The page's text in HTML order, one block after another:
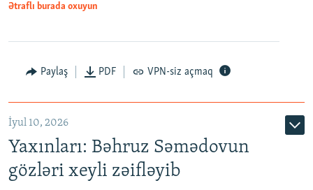
Ətraflı burada oxuyun
Paylaş PDF VPN-siz açmaq
İyul 10, 2026
Yaxınları: Bəhruz Səmədovun
gözləri xeyli zəifləyib